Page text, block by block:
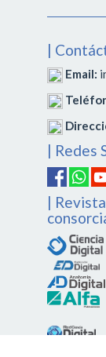
|
Email:
| Redes
|